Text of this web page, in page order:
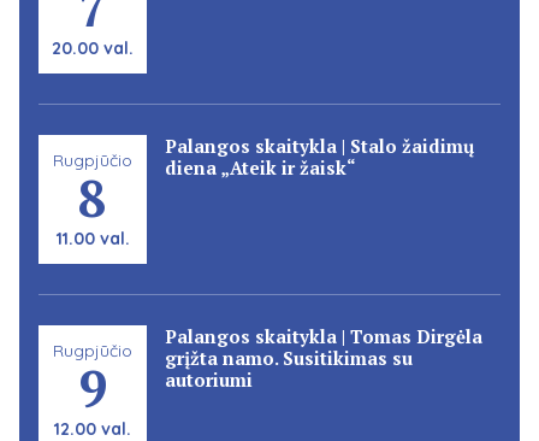
20.00 val.
Rugpjūčio
8
11.00 val.
Palangos skaitykla | Stalo žaidimų
diena „Ateik ir žaisk“
Rugpjūčio
9
12.00 val.
Palangos skaitykla | Tomas Dirgėla
grįžta namo. Susitikimas su
autoriumi